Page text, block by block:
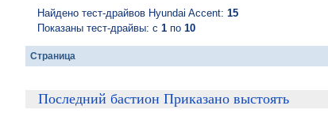
Найдено тест-драйвов Hyundai Accent: 15
Показаны тест-драйвы: с 1 по 10
Страница
Последний бастион Приказано выстоять